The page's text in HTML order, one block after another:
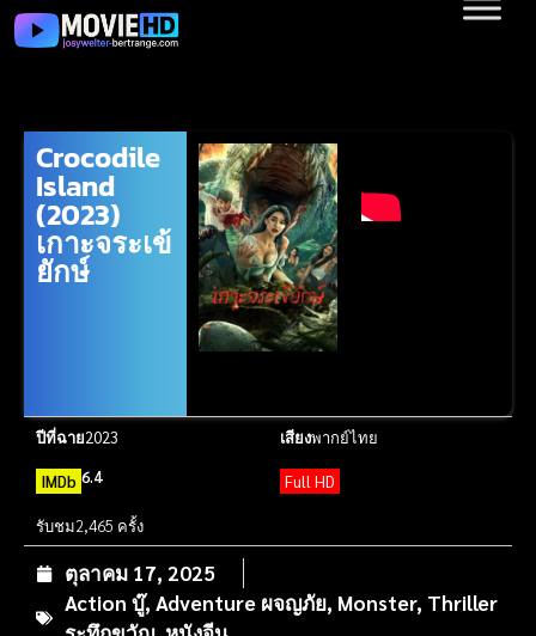
Crocodile
Island
(2023)
เกาะจระเข้
ยักษ์
ปีที่ฉาย2023 เสียงพากย์ไทย
IMDb 6.4 Full HD
รับชม2,465 ครั้ง
ตุลาคม 17, 2025
Action บู๊, Adventure ผจญภัย, Monster, Thriller